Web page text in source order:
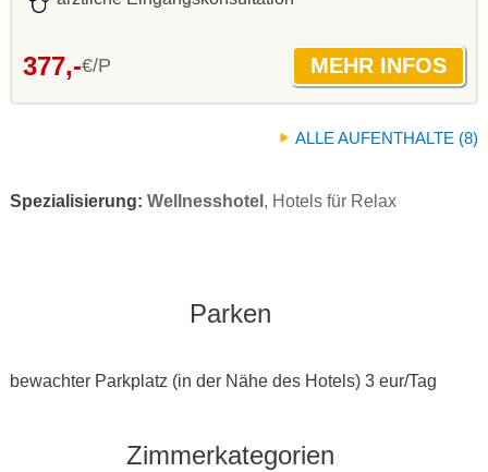
377,-€/P
ALLE AUFENTHALTE (8)
Spezialisierung: Wellnesshotel , Hotels für Relax
Parken
bewachter Parkplatz (in der Nähe des Hotels) 3 eur/Tag
Zimmerkategorien